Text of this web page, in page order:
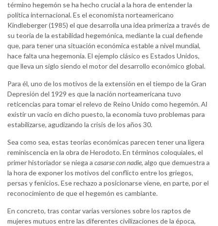
término hegemón se ha hecho crucial a la hora de entender la
política internacional. Es el economista norteamericano
Kindleberger (1985) el que desarrolla una idea primeriza a través de
su teoría de la estabilidad hegemónica, mediante la cual defiende
que, para tener una situación económica estable a nivel mundial,
hace falta una hegemonía. El ejemplo clásico es Estados Unidos,
que lleva un siglo siendo el motor del desarrollo económico global.
Para él, uno de los motivos de la extensión en el tiempo de la Gran
Depresión del 1929 es que la nación norteamericana tuvo
reticencias para tomar el relevo de Reino Unido como hegemón. Al
existir un vacío en dicho puesto, la economía tuvo problemas para
estabilizarse, agudizando la crisis de los años 30.
Sea como sea, estas teorías económicas parecen tener una ligera
reminiscencia en la obra de Herodoto. En términos coloquiales, el
primer historiador se niega a casarse con nadie, algo que demuestra a
la hora de exponer los motivos del conflicto entre los griegos,
persas y fenicios. Ese rechazo a posicionarse viene, en parte, por el
reconocimiento de que el hegemón es cambiante.
En concreto, tras contar varias versiones sobre los raptos de
mujeres mutuos entre las diferentes civilizaciones de la época,